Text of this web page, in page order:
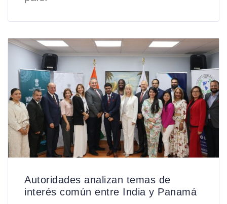
Autoridades analizan temas de
interés común entre India y Panamá